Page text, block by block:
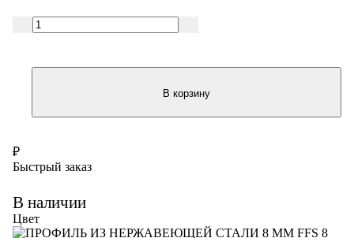
В корзину
₽
Быстрый заказ
В наличии
Цвет